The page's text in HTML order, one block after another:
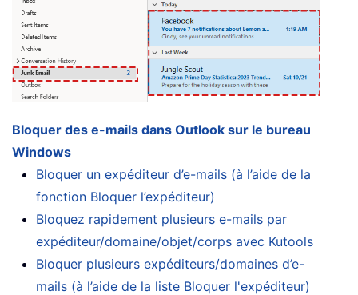
Bloquer des e-mails dans Outlook sur le bureau
Windows
Bloquer un expéditeur d’e-mails (à l’aide de la
fonction Bloquer l’expéditeur)
Bloquez rapidement plusieurs e-mails par
expéditeur/domaine/objet/corps avec Kutools
Bloquer plusieurs expéditeurs/domaines d’e-
mails (à l’aide de la liste Bloquer l'expéditeur)